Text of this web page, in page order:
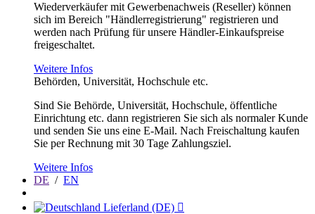
Wiederverkäufer mit Gewerbenachweis (Reseller) können
sich im Bereich "Händlerregistrierung" registrieren und
werden nach Prüfung für unsere Händler-Einkaufspreise
freigeschaltet.
Weitere Infos
Behörden, Universität, Hochschule etc.
Sind Sie Behörde, Universität, Hochschule, öffentliche
Einrichtung etc. dann registrieren Sie sich als normaler Kunde
und senden Sie uns eine E-Mail. Nach Freischaltung kaufen
Sie per Rechnung mit 30 Tage Zahlungsziel.
Weitere Infos
DE / EN
Lieferland (DE) 